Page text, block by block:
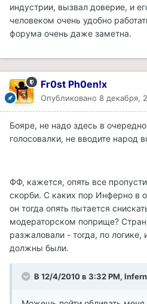
индустрии, вызвал доверие, и
человеком очень удобно
форума очень даже заметна.
Fr0st Ph0en!x
Опубликовано 8 декабря,
Бояре, не надо здесь в
голосовалки, не вводите народ
ФФ, кажется, опять все
скорби. С каких пор Инферно в
он тогда опять пытается
модераторском поприще?
разжаловали - тогда, по логике,
должны были.
В 12/4/2010 в 3:32 PM,